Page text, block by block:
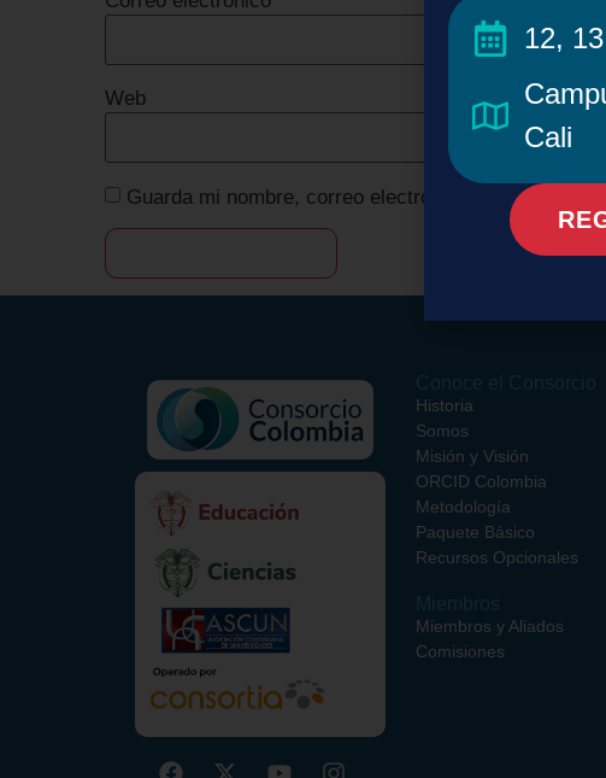
Web
Guarda mi nombre, correo electrónico y web en
Historia
Somos
Misión y Visión
ORCID Colombia
Metodología
Paquete Básico
Recursos Opcionales
Miembros y Aliados
Comisiones
12,
Cali